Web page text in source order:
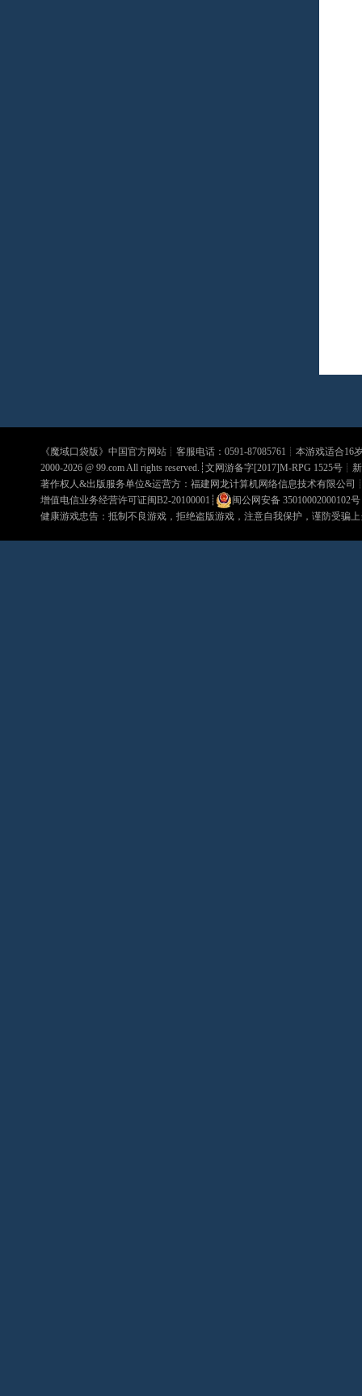
《魔域口袋版》中国官方网站┊客服电话：0591-87085761┊本游戏适合16
2000-2026 @ 99.comAll rights reserved.┊文网游备字[2017]M-RPG 1525号┊
著作权人&出版服务单位&运营方：福建网龙计算机网络信息技术有限公司
增值电信业务经营许可证闽B2-20100001 ┊ 闽公网安备 35010002000102号
健康游戏忠告：抵制不良游戏，拒绝盗版游戏，注意自我保护，谨防受骗